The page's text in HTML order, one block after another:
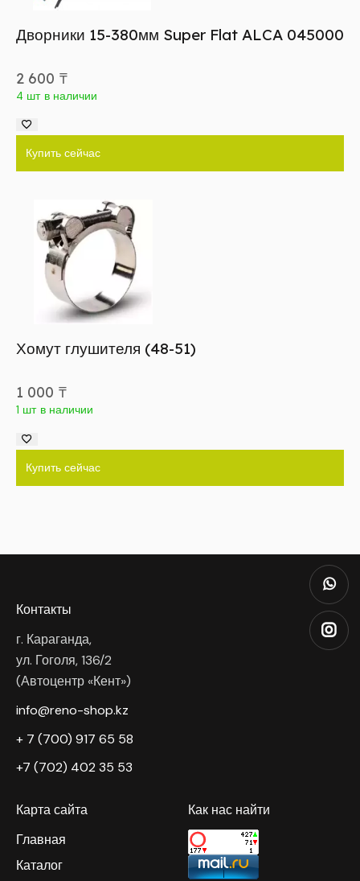
Дворники 15-380мм Super Flat ALCA 045000
2 600 ₸
4 шт в наличии
Купить сейчас
Хомут глушителя (48-51)
1 000 ₸
1 шт в наличии
Купить сейчас
Контакты
г. Караганда,
ул. Гоголя, 136/2
(Автоцентр «Кент»)
info@reno-shop.kz
+ 7 (700) 917 65 58
+7 (702) 402 35 53
Карта сайта
Главная
Каталог
Как нас найти